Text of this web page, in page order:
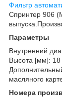
Фильтр
Спринтер 906
Параметры
Внутренний
Высота [мм]: 18
масляного
Номера